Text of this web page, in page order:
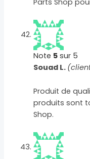
Note 5 sur 5
Souad L.
Produit de
produits sont
Shop.